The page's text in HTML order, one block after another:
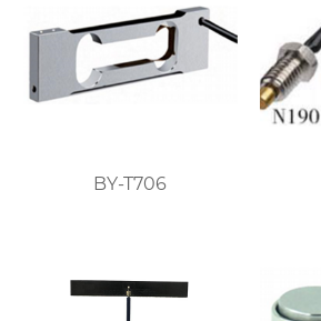
BY-T706